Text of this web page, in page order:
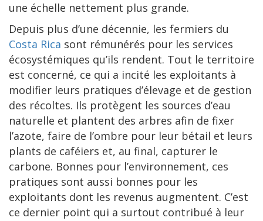
une échelle nettement plus grande.
Depuis plus d’une décennie, les fermiers du
Costa Rica sont rémunérés pour les services
écosystémiques qu’ils rendent. Tout le territoire
est concerné, ce qui a incité les exploitants à
modifier leurs pratiques d’élevage et de gestion
des récoltes. Ils protègent les sources d’eau
naturelle et plantent des arbres afin de fixer
l’azote, faire de l’ombre pour leur bétail et leurs
plants de caféiers et, au final, capturer le
carbone. Bonnes pour l’environnement, ces
pratiques sont aussi bonnes pour les
exploitants dont les revenus augmentent. C’est
ce dernier point qui a surtout contribué à leur